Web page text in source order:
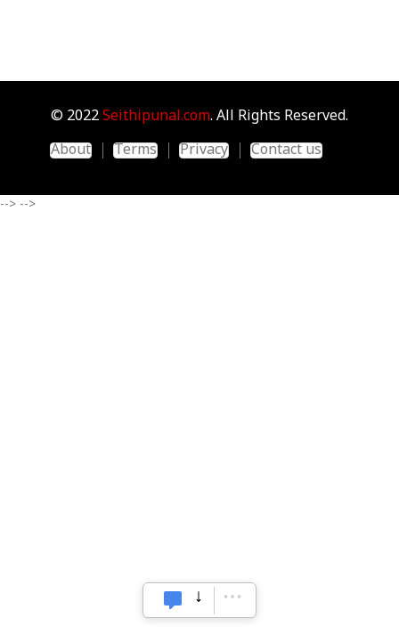
© 2022 Seithipunal.com. All Rights Reserved.
About
Terms Privacy Contact us
--> -->